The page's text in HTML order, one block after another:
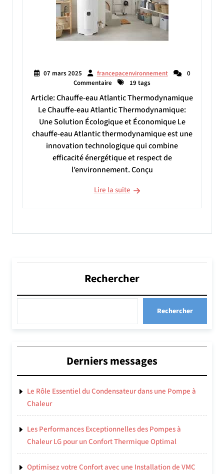
07 mars 2025 francepacenvironnement
0
Commentaire
19 tags
Article: Chauffe-eau Atlantic Thermodynamique
Le Chauffe-eau Atlantic Thermodynamique:
Une Solution Écologique et Économique Le
chauffe-eau Atlantic thermodynamique est une
innovation technologique qui combine
efficacité énergétique et respect de
l’environnement. Conçu
Lire la suite
Rechercher
Rechercher
Derniers messages
Le Rôle Essentiel du Condensateur dans une Pompe à
Chaleur
Les Performances Exceptionnelles des Pompes à
Chaleur LG pour un Confort Thermique Optimal
Optimisez votre Confort avec une Installation de VMC